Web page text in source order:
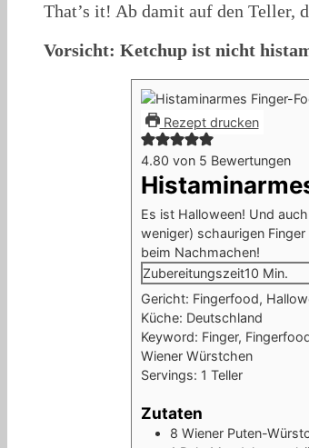
That’s it! Ab damit auf den Teller,
Vorsicht: Ketchup ist nicht
Rezept drucken
4.80 von 5 Bewertungen
Es ist Halloween! Und
weniger) schaurigen
beim Nachmachen!
Zubereitungszeit10Minuten
Min.
Gericht: Fingerfood,
Küche: Deutschland
Keyword: Finger,
Wiener Würstchen
Servings: 1 Teller
Zutaten
8 Wiener Puten-